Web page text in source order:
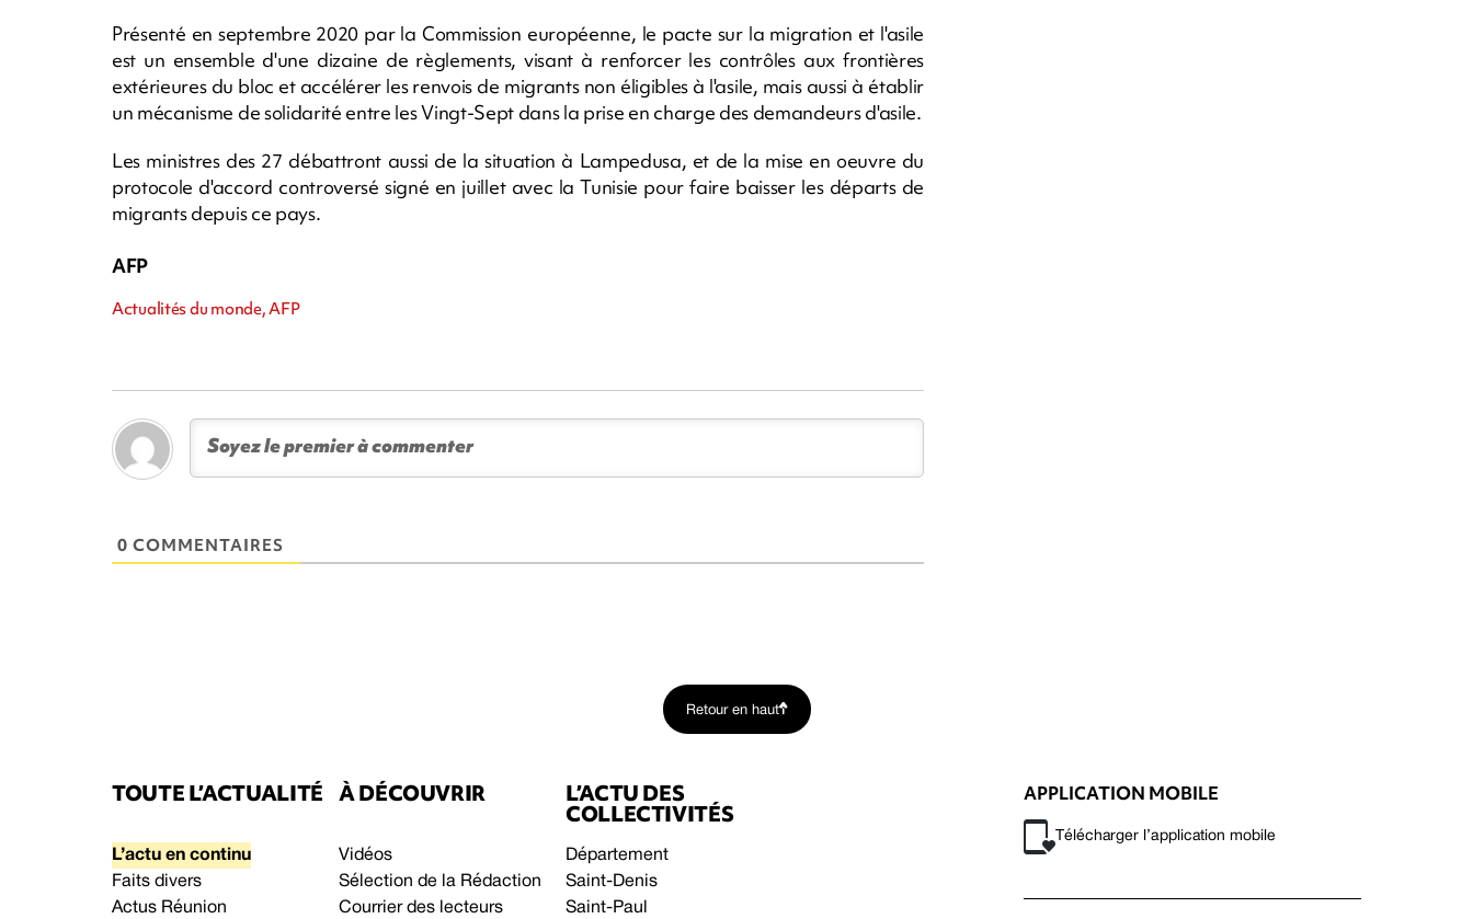
Présenté en septembre 2020 par la Commission européenne, le pacte sur la migration et l'asile
est un ensemble d'une dizaine de règlements, visant à renforcer les contrôles aux frontières
extérieures du bloc et accélérer les renvois de migrants non éligibles à l'asile, mais aussi à établir
un mécanisme de solidarité entre les Vingt-Sept dans la prise en charge des demandeurs d'asile.
Les ministres des 27 débattront aussi de la situation à Lampedusa, et de la mise en oeuvre du
protocole d'accord controversé signé en juillet avec la Tunisie pour faire baisser les départs de
migrants depuis ce pays.
AFP
Actualités du monde, AFP
0 COMMENTAIRES
Retour en haut
TOUTE L’ACTUALITÉ
L’actu en continu
Faits divers
Actus Réunion
À DÉCOUVRIR
Vidéos
Sélection de la Rédaction
Courrier des lecteurs
L’ACTU DES
COLLECTIVITÉS
Département
Saint-Denis
Saint-Paul
APPLICATION MOBILE
Télécharger l’application mobile